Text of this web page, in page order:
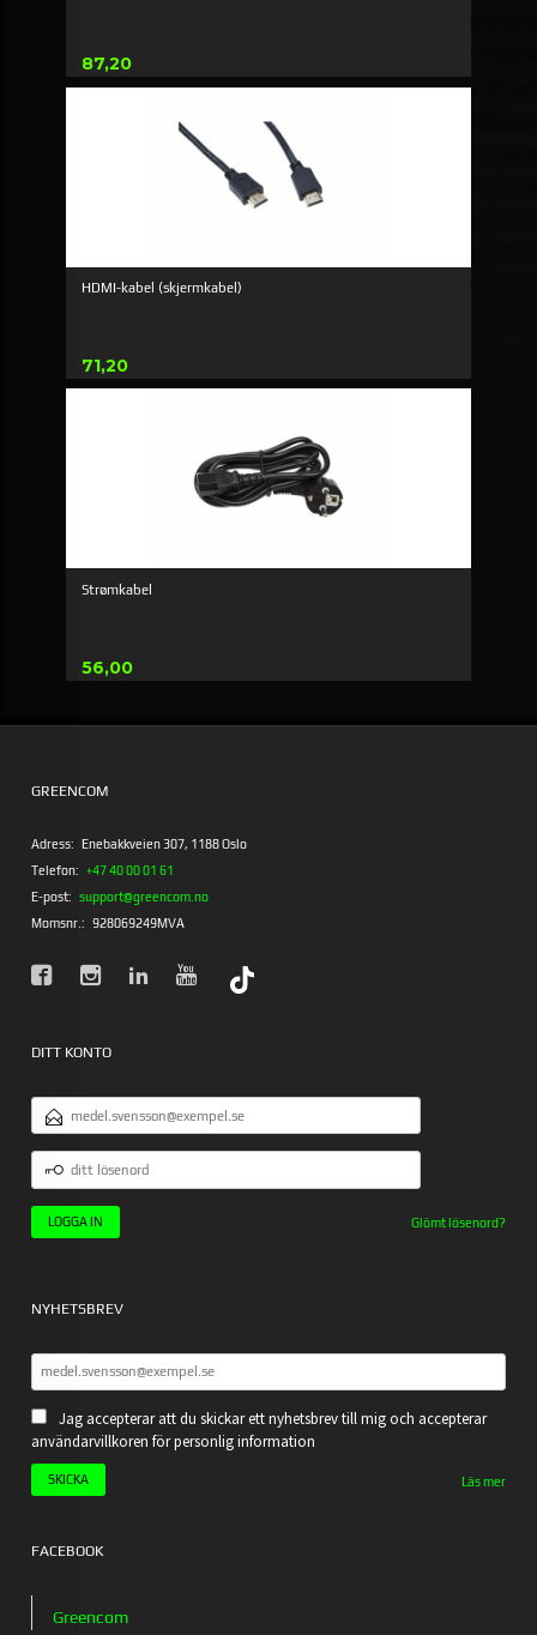
Pris
87,20
HDMI-kabel (skjermkabel)
Pris
71,20
Strømkabel
Pris
56,00
GREENCOM
Adress: Enebakkveien 307, 1188 Oslo
Telefon: +47 40 00 01 61
E-post: support@greencom.no
Momsnr.: 928069249MVA
DITT KONTO
E-
POSTADRESS
LÖSENORD
Glömt lösenord?
NYHETSBREV
Jag accepterar att du skickar ett nyhetsbrev till mig och accepterar
användarvillkoren för personlig information
Läs mer
FACEBOOK
Greencom